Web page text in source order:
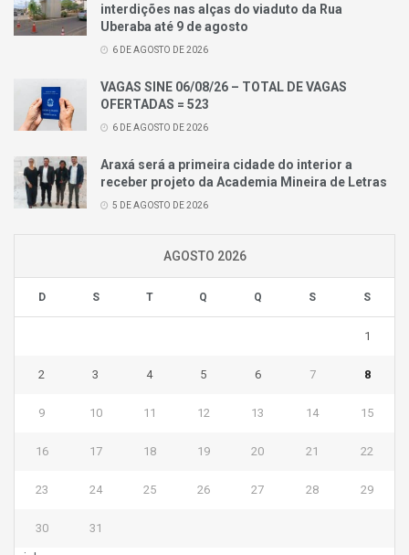
interdições nas alças do viaduto da Rua
Uberaba até 9 de agosto
6 DE AGOSTO DE 2026
VAGAS SINE 06/08/26 – TOTAL DE VAGAS
OFERTADAS = 523
6 DE AGOSTO DE 2026
Araxá será a primeira cidade do interior a
receber projeto da Academia Mineira de Letras
5 DE AGOSTO DE 2026
AGOSTO 2026
D S T Q Q S S
1
2 3 4 5 6 7 8
9 10 11 12 13 14 15
16 17 18 19 20 21 22
23 24 25 26 27 28 29
30 31